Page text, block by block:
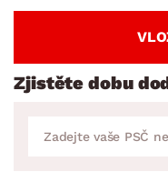
Zjistěte dobu